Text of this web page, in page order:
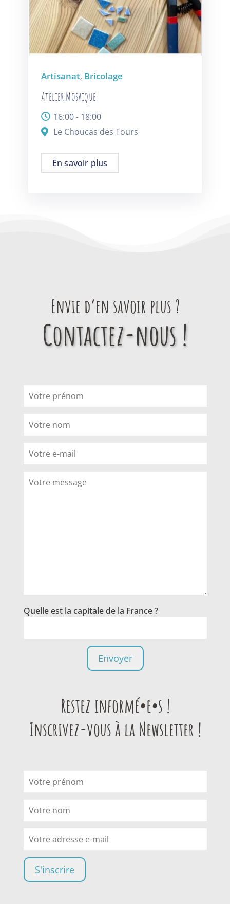
Artisanat, Bricolage
Atelier Mosaique
16:00 - 18:00
Le Choucas des Tours
En savoir plus
Envie d’en savoir plus ?
Contactez-nous !
Quelle est la capitale de la France ?
Restez informé•e•s !
Inscrivez-vous à la Newsletter !